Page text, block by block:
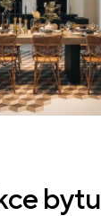
bytu